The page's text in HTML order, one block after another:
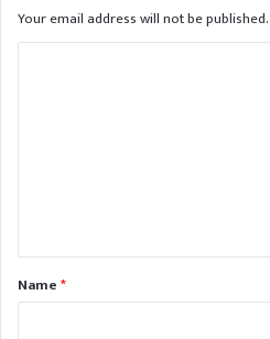
Your email address will not be published.
t
*Name*